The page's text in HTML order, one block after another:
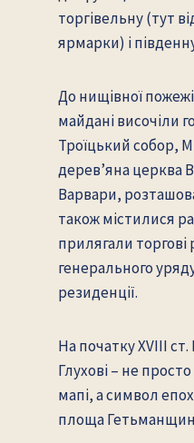
торгівельну (тут
ярмарки) і
До нищівної
майдані височіли
Троїцький собор,
дерев’яна церква
Варвари,
також містилися
прилягали торгові
генерального
резиденції.
На початку XVIII
Глухові – не
мапі, а символ
площа